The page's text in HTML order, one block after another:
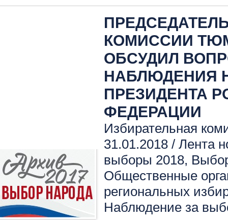
КОМИССИИ
ОБСУДИЛ
НАБЛЮДЕНИЯ
ПРЕЗИДЕНТА
ФЕДЕРАЦИИ
Избирательная
31.01.2018 / Лента
выборы 2018,
Общественные
региональных
Наблюдение за